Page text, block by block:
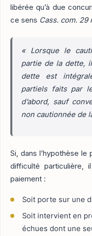
libérée qu’à due
ce sens Cass. com. 29
« Lorsque le
partie de la dette,
dette est
partiels faits par
d’abord, sauf
non cautionnée de
Si, dans l’hypothèse
difficulté particulière,
paiement :
Soit porte sur une
Soit intervient en
échues dont une